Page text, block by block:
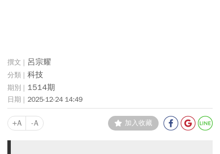
呂宗耀
科技
1514期
2025-12-24 14:49
+A -A 加入收藏